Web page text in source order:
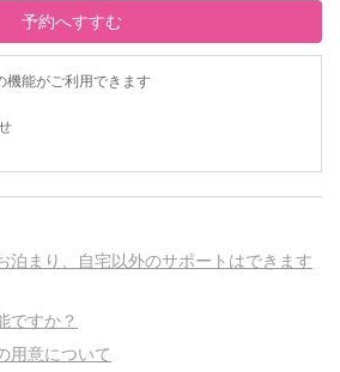
予約へすすむ
機能がご利用できます
泊まり、自宅以外のサポートはできます
ですか？
用意について